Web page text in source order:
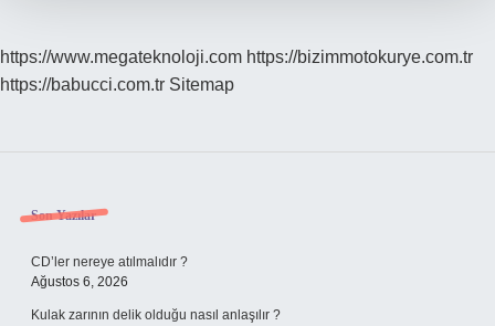
https://www.megateknoloji.com https://bizimmotokurye.com.tr
https://babucci.com.tr Sitemap
Sidebar
Son Yazılar
CD’ler nereye atılmalıdır ?
Ağustos 6, 2026
Kulak zarının delik olduğu nasıl anlaşılır ?